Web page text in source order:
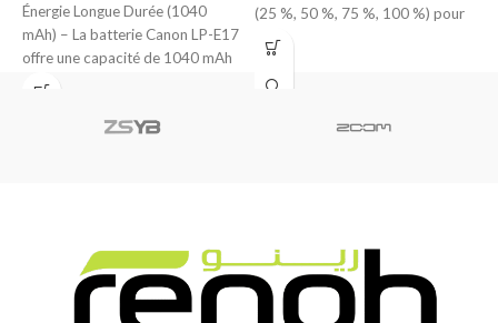
Énergie Longue Durée (1040
mAh) – La batterie Canon LP-E17
offre une capacité de 1040 mAh
avec
(25 %, 50 %, 75 %, 100 %) pour